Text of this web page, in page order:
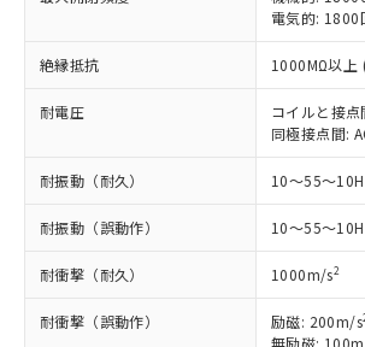
電気的: 1800
絶縁抵抗 1000MΩ以上
耐電圧
コイルと接
同極接点間:
耐振動（耐久） 10～55～
耐振動（誤動作） 10～55～
耐衝撃（耐久） 1000m/s2
耐衝撃（誤動作） 励磁: 200m/s
無励磁:
本サービスは、当社制御機
商品の当社在庫状況および
(税抜)を提供させていただ
当社制御機器事業取扱商品
ことをご了承ください。
在庫状況および標準価格照
タに基づき作成されるもの
覧された時点での実際の在
準価格とは異なる場合がある
調査・確認中：EU RoHS指令（
非含有の対応状況を調査中または
商品です。
非該当品：ライセンス料など無
害物質有無と関係のない商品です
仕入先様の事情により、非含有
いたものが、含有品と判明した
むを得ず変更することがあります
*EU RoHS指令（10物質）：
鉛(Pb) 1000ppm以下、 水銀(Hg) 1000ppm
ミウム(Cd) 100ppm以下、
六価クロム(Cr(Ⅵ)) 1000ppm以下、ポリ臭
類(PBB) 1000ppm以下、ポリ臭化ジフェニ
「○」：最大均質材料含有率が
基準値以下であることを示します
「×」：最大均質材料含有率が
基準値を超えていることを示しま
「－」：未確認です。当社販売
い合わせください。
*中国RoHS10物質の基準値 (GB/T26572)：
Pb(鉛) :1000ppm、 Hg(水銀) : 1000ppm
ム) : 100ppm、
Cr(Ⅵ)(六価クロム) : 1000ppm、 PBBs(ポリ
当社は、これら貴社製品の
為替および外国貿易法に定
（以下｢規制貨物等」とい
または国外への提供する場
国政府の輸出許可(または役
可)を取得するなどの必要な
記